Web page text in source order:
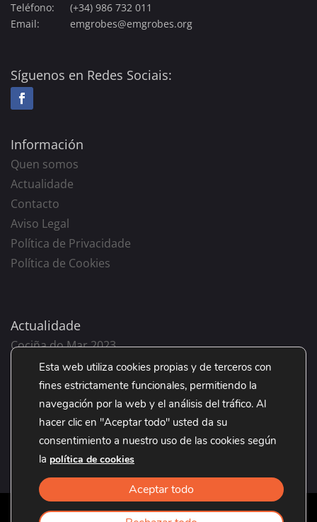
Teléfono:
(+34) 986 732 011
Email:
emgrobes@emgrobes.org
Síguenos en Redes Sociais:
Información
Quen somos
Actualidade
Contacto
Aviso Legal
Política de Privacidade
Política de Cookies
Actualidade
Cociña do Mar 2023
Volta o cole 2023
Come, Merca, Ama o Grove 2023
Día da Nai 2023
Día do Pai 2023
Esta web utiliza cookies propias y de terceros con
fines estrictamente funcionales, permitiendo la
navegación por la web y el análisis del tráfico. Al
hacer clic en "Aceptar todo" usted da su
consentimiento a nuestro uso de las cookies según
la política de cookies
Aceptar todo